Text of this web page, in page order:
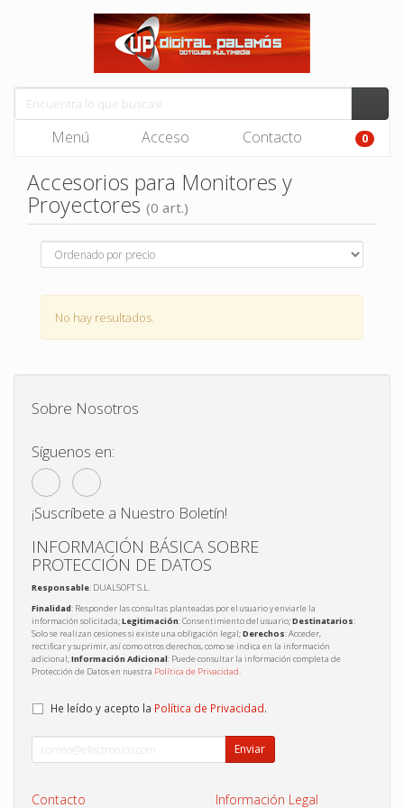
Menú Acceso Contacto 0
Accesorios para Monitores y
Proyectores (0 art.)
No hay resultados.
Sobre Nosotros
Síguenos en:
¡Suscríbete a Nuestro Boletín!
INFORMACIÓN BÁSICA SOBRE
PROTECCIÓN DE DATOS
Responsable: DUALSOFT S.L.
Finalidad: Responder las consultas planteadas por el usuario y enviarle la
información solicitada;Legitimación: Consentimiento del usuario;Destinatarios:
Solo se realizan cesiones si existe una obligación legal;Derechos: Acceder,
rectificar y suprimir, así como otros derechos, como se indica en la información
adicional;Información Adicional: Puede consultar la información completa de
Protección de Datos en nuestra Política de Privacidad.
He leído y acepto la Política de Privacidad.
Enviar
Contacto Información Legal